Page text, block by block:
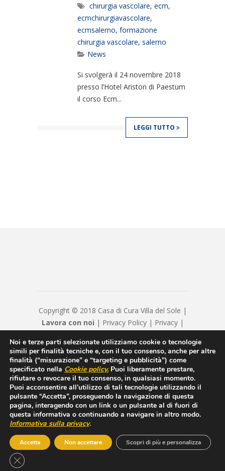
chirurgia vascolare, ecm,
ecmchirurgiavascolare,
ecmsalerno, formazione
chirurgia vascolare, salerno
News
Si svolgerà il 24 novembre 2018
presso l’Hotel Ariston di Paestum
il corso Ecm...
LEGGI TUTTO
Copyright © 2018 Casa di Cura Villa del Sole |
Lavora con noi | Privacy Policy| Privacy|
Hyppocratica S.P.A. - Casa Di Cura Villa Del
Sole - Cap. Soc. € 120120 - Numero REA IS
208814 - P.IVA/Cod. Fiscale 00550600654 -
hyppocraticaspa@arubapec.it - Sottoposto alla
direzione e coordinamento di ICM Istituto
Clinico Mediterraneo SpA
Noi e terze parti selezionate utilizziamo cookie o tecnologie
simili per finalità tecniche e, con il tuo consenso, anche per altre
finalità (“misurazione” e “targeting e pubblicità”) come
specificato nella Cookie policy. Puoi liberamente prestare,
rifiutare o revocare il tuo consenso, in qualsiasi momento.
Puoi acconsentire all’utilizzo di tali tecnologie utilizzando il
pulsante “Accetta”, proseguendo la navigazione di questa
pagina, interagendo con un link o un pulsante al di fuori di
questa informativa o continuando a navigare in altro modo.
Informativa sulla privacy.
Accetta Non accettare Scopri di più e personalizza
CLOSE GDPR COOKIE BANNER